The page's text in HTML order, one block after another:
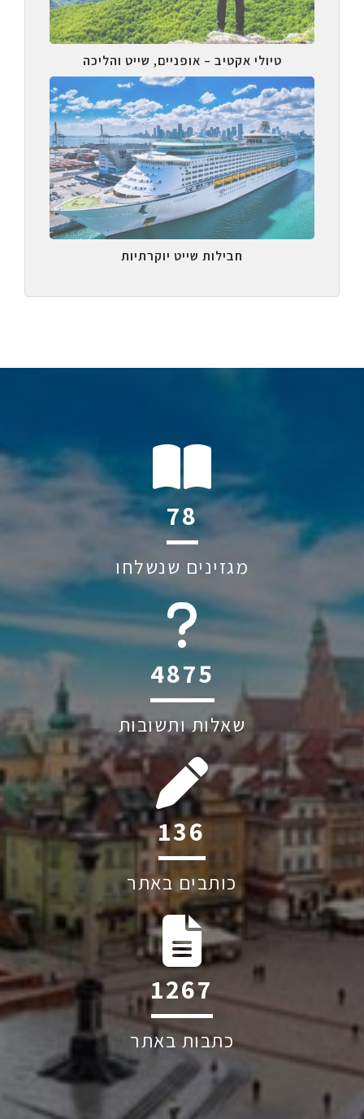
טיולי אקטיב – אופניים, שייט והליכה
חבילות שייט יוקרתיות
129
מגזינים שנשלחו
6045
שאלות ותשובות
226
כותבים באתר
2101
כתבות באתר